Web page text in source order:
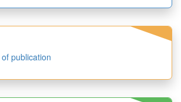
publication